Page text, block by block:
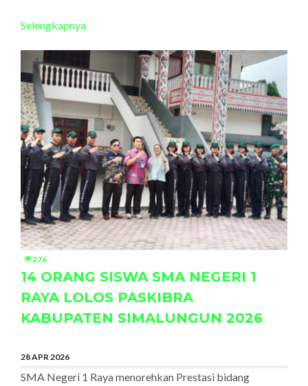
Selengkapnya
276
14 ORANG SISWA SMA NEGERI 1
RAYA LOLOS PASKIBRA
KABUPATEN SIMALUNGUN 2026
28 APR 2026
SMA Negeri 1 Raya menorehkan Prestasi bidang